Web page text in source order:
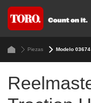
Piezas Modelo